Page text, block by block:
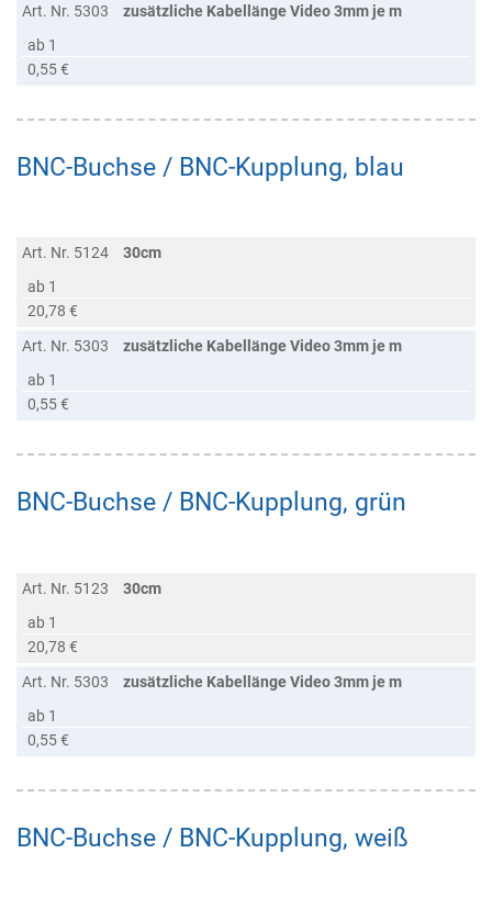
Art. Nr. 5303
zusätzliche Kabellänge Video 3mm je m
ab 1
0,55 €
BNC-Buchse / BNC-Kupplung, blau
Art. Nr. 5124
30cm
ab 1
20,78 €
Art. Nr. 5303
zusätzliche Kabellänge Video 3mm je m
ab 1
0,55 €
BNC-Buchse / BNC-Kupplung, grün
Art. Nr. 5123
30cm
ab 1
20,78 €
Art. Nr. 5303
zusätzliche Kabellänge Video 3mm je m
ab 1
0,55 €
BNC-Buchse / BNC-Kupplung, weiß